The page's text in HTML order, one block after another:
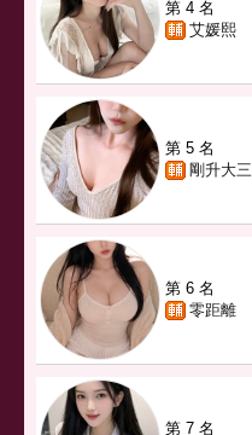
第 4 名
艾媛熙
第 5 名
剛升大三
第 6 名
零距離
第 7 名